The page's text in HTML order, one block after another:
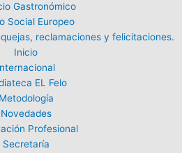
Gastronómico
Social Europeo
reclamaciones y felicitaciones.
Inicio
EL Felo
Metodología
Novedades
Profesional
Secretaría